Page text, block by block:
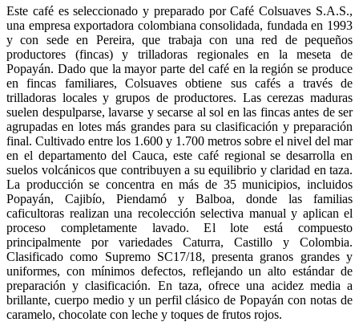
Este café es seleccionado y preparado por Café Colsuaves S.A.S.,
una empresa exportadora colombiana consolidada, fundada en 1993
y con sede en Pereira, que trabaja con una red de pequeños
productores (fincas) y trilladoras regionales en la meseta de
Popayán. Dado que la mayor parte del café en la región se produce
en fincas familiares, Colsuaves obtiene sus cafés a través de
trilladoras locales y grupos de productores. Las cerezas maduras
suelen despulparse, lavarse y secarse al sol en las fincas antes de ser
agrupadas en lotes más grandes para su clasificación y preparación
final. Cultivado entre los 1.600 y 1.700 metros sobre el nivel del mar
en el departamento del Cauca, este café regional se desarrolla en
suelos volcánicos que contribuyen a su equilibrio y claridad en taza.
La producción se concentra en más de 35 municipios, incluidos
Popayán, Cajibío, Piendamó y Balboa, donde las familias
caficultoras realizan una recolección selectiva manual y aplican el
proceso completamente lavado. El lote está compuesto
principalmente por variedades Caturra, Castillo y Colombia.
Clasificado como Supremo SC17/18, presenta granos grandes y
uniformes, con mínimos defectos, reflejando un alto estándar de
preparación y clasificación. En taza, ofrece una acidez media a
brillante, cuerpo medio y un perfil clásico de Popayán con notas de
caramelo, chocolate con leche y toques de frutos rojos.